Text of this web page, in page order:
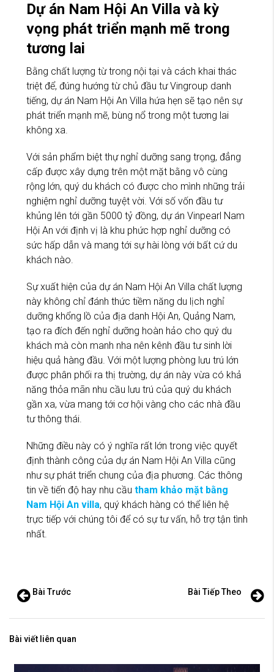
Dự án Nam Hội An Villa và kỳ
vọng phát triển mạnh mẽ trong
tương lai
Bằng chất lượng từ trong nội tại và cách khai thác
triệt để, đúng hướng từ chủ đầu tư Vingroup danh
tiếng, dự án Nam Hội An Villa hứa hẹn sẽ tạo nên sự
phát triển mạnh mẽ, bùng nổ trong một tương lai
không xa.
Với sản phẩm biệt thự nghỉ dưỡng sang trọng, đẳng
cấp được xây dựng trên một mặt bằng vô cùng
rộng lớn, quý du khách có được cho mình những trải
nghiệm nghỉ dưỡng tuyệt vời. Với số vốn đầu tư
khủng lên tới gần 5000 tỷ đồng, dự án Vinpearl Nam
Hội An với định vị là khu phức hợp nghỉ dưỡng có
sức hấp dẫn và mang tới sự hài lòng với bất cứ du
khách nào.
Sự xuất hiện của dự án Nam Hội An Villa chất lượng
này không chỉ đánh thức tiềm năng du lịch nghỉ
dưỡng khổng lồ của địa danh Hội An, Quảng Nam,
tạo ra đích đến nghỉ dưỡng hoàn hảo cho quý du
khách mà còn manh nha nên kênh đầu tư sinh lời
hiệu quả hàng đầu. Với một lượng phòng lưu trú lớn
được phân phối ra thị trường, dự án này vừa có khả
năng thỏa mãn nhu cầu lưu trú của quý du khách
gần xa, vừa mang tới cơ hội vàng cho các nhà đầu
tư thông thái.
Những điều này có ý nghĩa rất lớn trong việc quyết
định thành công của dự án Nam Hội An Villa cũng
như sự phát triển chung của địa phương. Các thông
tin về tiến độ hay nhu cầu tham khảo mặt bằng
Nam Hội An villa, quý khách hàng có thể liên hệ
trực tiếp với chúng tôi để có sự tư vấn, hỗ trợ tận tình
nhất.
Bài Trước Bài Tiếp Theo
Bài viết liên quan